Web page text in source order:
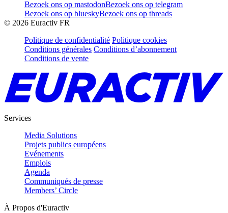
Bezoek ons op mastodonBezoek ons op telegram
Bezoek ons op blueskyBezoek ons op threads
© 2026 Euractiv FR
Politique de confidentialité Politique cookies
Conditions générales Conditions d’abonnement
Conditions de vente
Services
Media Solutions
Projets publics européens
Evénements
Emplois
Agenda
Communiqués de presse
Members’ Circle
À Propos d'Euractiv